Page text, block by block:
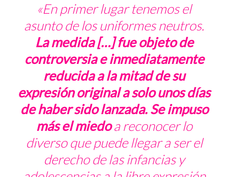
«En primer lugar tenemos el
asunto de los uniformes neutros.
La medida […] fue objeto de
controversia e inmediatamente
reducida a la mitad de su
expresión original a solo unos días
de haber sido lanzada. Se impuso
más el miedoa reconocer lo
diverso que puede llegar a ser el
derecho de las infancias y